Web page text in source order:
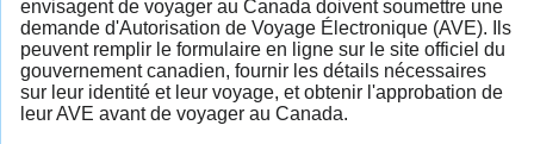
envisagent de voyager au Canada doivent soumettre une
demande d'Autorisation de Voyage Électronique (AVE). Ils
peuvent remplir le formulaire en ligne sur le site officiel du
gouvernement canadien, fournir les détails nécessaires
sur leur identité et leur voyage, et obtenir l'approbation de
leur AVE avant de voyager au Canada.